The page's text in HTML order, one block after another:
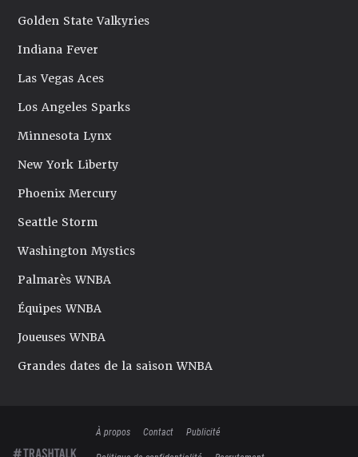
Golden State Valkyries
Indiana Fever
Las Vegas Aces
Los Angeles Sparks
Minnesota Lynx
New York Liberty
Phoenix Mercury
Seattle Storm
Washington Mystics
Palmarès WNBA
Équipes WNBA
Joueuses WNBA
Grandes dates de la saison WNBA
À propos Contact
Publicité